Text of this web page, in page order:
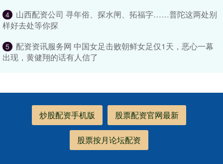
4
山西配资公司 寻年俗、探水闸、拓福字……普陀这两处别
样好去处等你探
5
配资资讯服务网 中国女足击败朝鲜女足仅1天，恶心一幕
出现，黄健翔的话有人信了
炒股配资手机版 股票配资官网最新
股票按月论坛配资